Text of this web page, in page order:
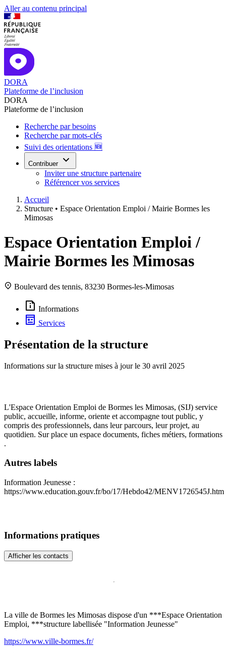
Aller au contenu principal
DORA
Plateforme de l’inclusion
DORA
Plateforme de l’inclusion
Recherche par besoins
Recherche par mots-clés
Suivi des orientations 🆕
Contribuer
Inviter une structure partenaire
Référencer vos services
Accueil
Structure • Espace Orientation Emploi / Mairie Bormes les
Mimosas
Espace Orientation Emploi /
Mairie Bormes les Mimosas
Boulevard des tennis, 83230 Bormes-les-Mimosas
Informations
Services
Présentation de la structure
Informations sur la structure mises à jour le 30 avril 2025
L'Espace Orientation Emploi de Bormes les Mimosas, (SIJ) service
public, accueille, informe, oriente et accompagne tout public, y
compris des professionnels, dans leur parcours, leur projet, au
quotidien. Sur place un espace documents, fiches métiers, formations
.
Autres labels
Information Jeunesse :
https://www.education.gouv.fr/bo/17/Hebdo42/MENV1726545J.htm
La ville de Bormes les Mimosas dispose d'un ***Espace Orientation
Emploi, ***structure labellisée "Information Jeunesse"
https://www.ville-bormes.fr/
Informations pratiques
Afficher les contacts